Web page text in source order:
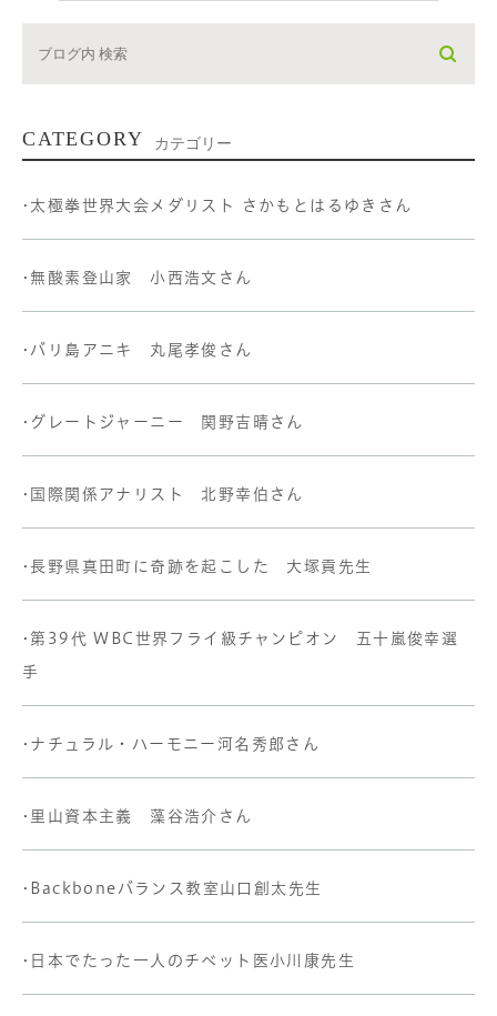
CATEGORY カテゴリー
•太極拳世界大会メダリスト さかもとはるゆきさん
•無酸素登山家 小西浩文さん
•バリ島アニキ 丸尾孝俊さん
•グレートジャーニー 関野吉晴さん
•国際関係アナリスト 北野幸伯さん
•長野県真田町に奇跡を起こした 大塚貢先生
•第39代 WBC世界フライ級チャンピオン 五十嵐俊幸選
手
•ナチュラル・ハーモニー河名秀郎さん
•里山資本主義 藻谷浩介さん
•Backboneバランス教室山口創太先生
•日本でたった一人のチベット医小川康先生